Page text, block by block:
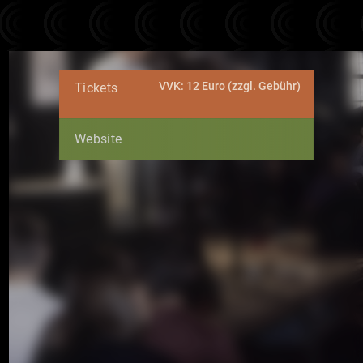
Tickets VVK: 12 Euro (zzgl. Gebühr)
Website